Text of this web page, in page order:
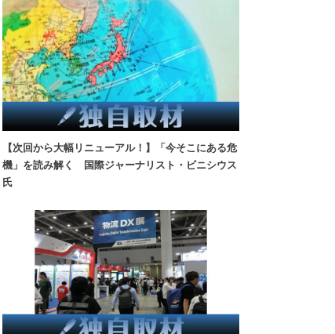
【次回から大幅リニューアル！】「今そこにある危
機」を読み解く 国際ジャーナリスト・ビニシウス
氏